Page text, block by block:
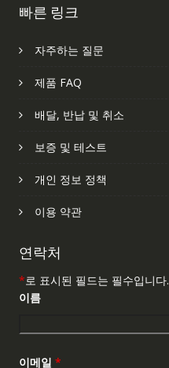
빠른 링크
자주하는 질문
제품 FAQ
배달, 반납 및 취소
보증 및 테스트
개인 정보 정책
이용 약관
연락처
*로 표시된 필드는 필수입니다.
이름
이메일 *